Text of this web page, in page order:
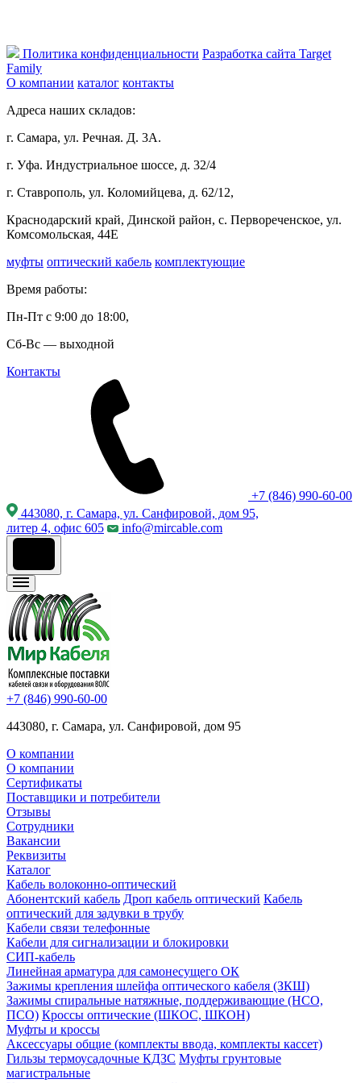
Политика конфиденциальности Разработка сайта Target
Family
О компании каталог контакты
Адреса наших складов:
г. Самара, ул. Речная. Д. 3А.
г. Уфа. Индустриальное шоссе, д. 32/4
г. Ставрополь, ул. Коломийцева, д. 62/12,
Краснодарский край, Динской район, с. Первореченское, ул.
Комсомольская, 44Е
муфты оптический кабель комплектующие
Время работы:
Пн-Пт с 9:00 до 18:00,
Сб-Вс — выходной
Контакты
+7 (846) 990-60-00
443080, г. Самара, ул. Санфировой, дом 95,
литер 4, офис 605
info@mircable.com
+7 (846) 990-60-00
443080, г. Самара, ул. Санфировой, дом 95
О компании
О компании
Сертификаты
Поставщики и потребители
Отзывы
Сотрудники
Вакансии
Реквизиты
Каталог
Кабель волоконно-оптический
Абонентский кабель Дроп кабель оптический Кабель
оптический для задувки в трубу
Кабели связи телефонные
Кабели для сигнализации и блокировки
СИП-кабель
Линейная арматура для самонесущего ОК
Зажимы крепления шлейфа оптического кабеля (ЗКШ)
Зажимы спиральные натяжные, поддерживающие (НСО,
ПСО) Кроссы оптические (ШКОС, ШКОН)
Муфты и кроссы
Аксессуары общие (комплекты ввода, комплекты кассет)
Гильзы термоусадочные КДЗС Муфты грунтовые
магистральные